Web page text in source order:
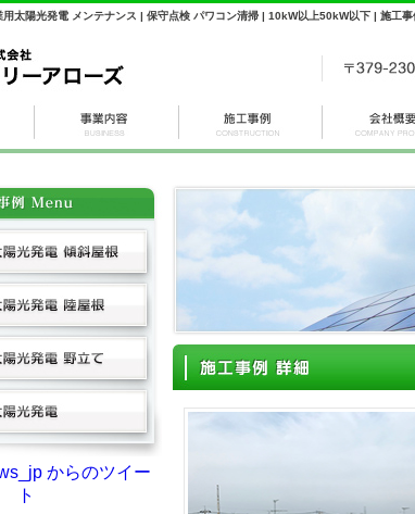
太陽光発電 メンテナンス | 保守点検 パワコン清掃 | 10kW以上50kW以下 | 施工
からのツイー
ト